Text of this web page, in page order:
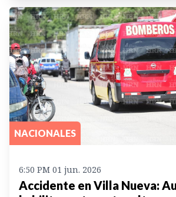
NACIONALES
6:50 PM 01 jun. 2026
Accidente en Villa Nueva: